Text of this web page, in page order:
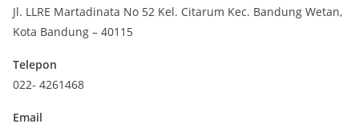
Jl. LLRE Martadinata No 52 Kel. Citarum Kec. Bandung Wetan,
Kota Bandung – 40115
Telepon
022- 4261468
Email